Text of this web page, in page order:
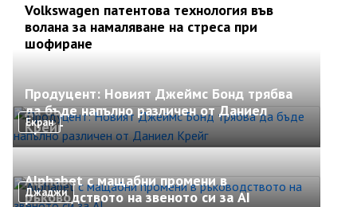
Volkswagen патентова технология във
волана за намаляване на стреса при
шофиране
Екран
Продуцент: Новият Джеймс Бонд трябва
да бъде напълно различен от Даниел
Крейг
Джаджи
Alphabet с мащабни промени в
ръководството на звеното си за AI